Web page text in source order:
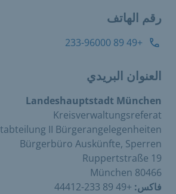
رقم الهاتف
+49 89 233-96000
العنوان البريدي
Landeshauptstadt München
Kreisverwaltungsreferat
II Bürgerangelegenheiten
Bürgerbüro Auskünfte, Sperren
Ruppertstraße 19
80466 München
فاكس: +49 89 233-44412